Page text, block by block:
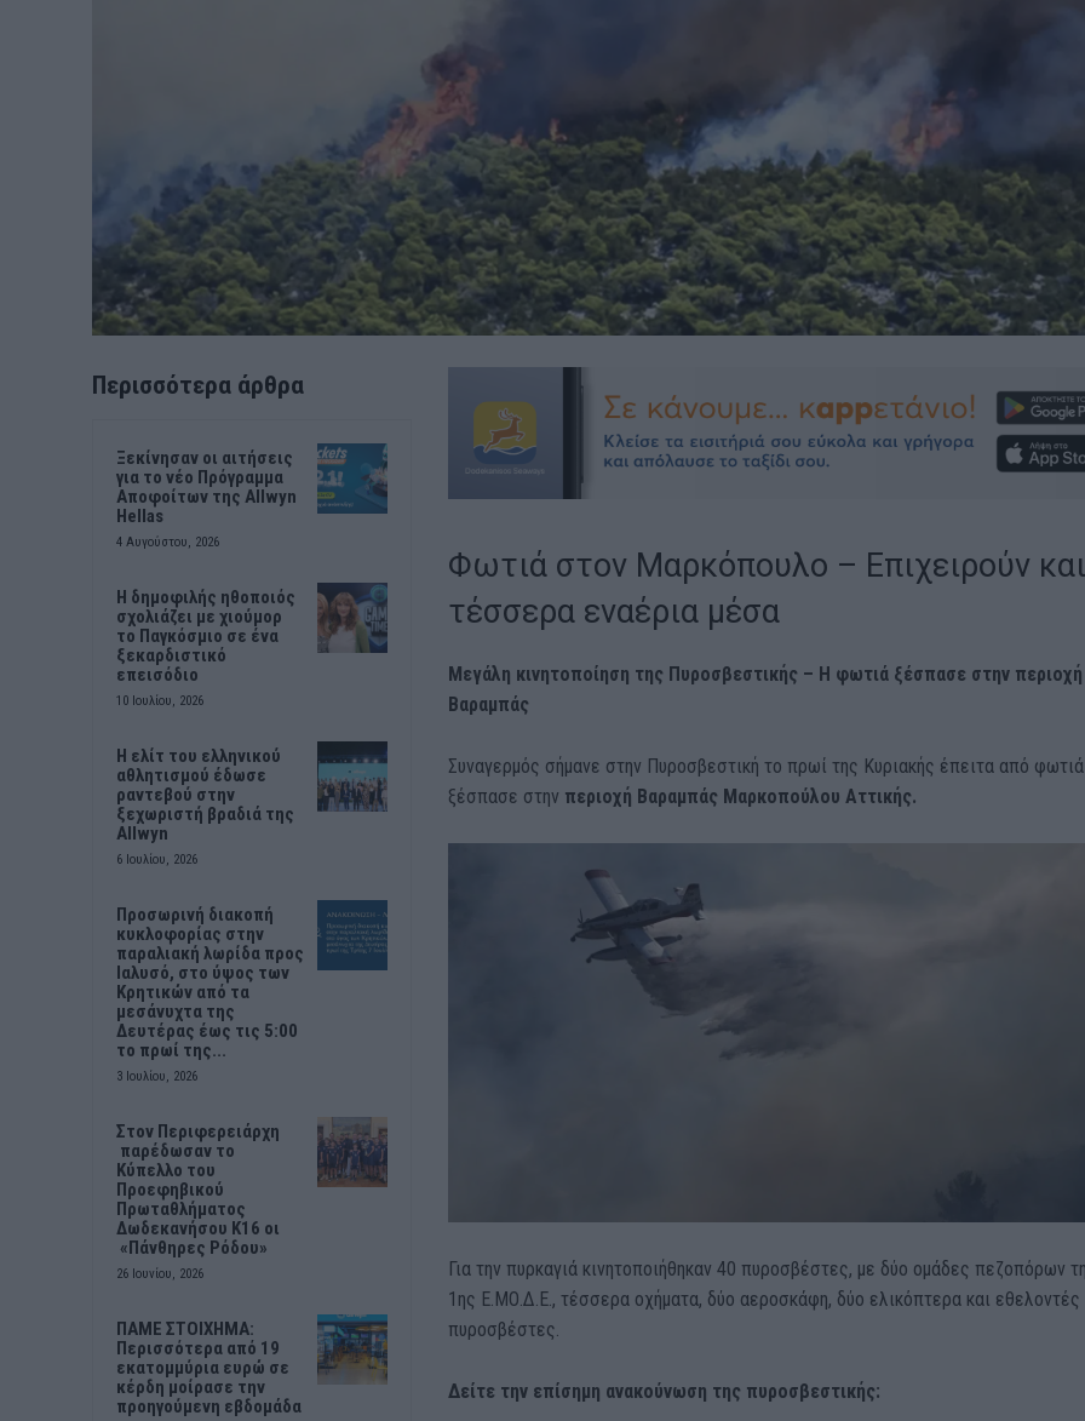
Περισσότερα άρθρα
Ξεκίνησαν οι αιτήσεις
για το νέο Πρόγραμμα
Αποφοίτων της Allwyn
Hellas
4 Αυγούστου, 2026
Η δημοφιλής ηθοποιός
σχολιάζει με χιούμορ
το Παγκόσμιο σε ένα
ξεκαρδιστικό
επεισόδιο
10 Ιουλίου, 2026
Η ελίτ του ελληνικού
αθλητισμού έδωσε
ραντεβού στην
ξεχωριστή βραδιά της
Allwyn
6 Ιουλίου, 2026
Προσωρινή διακοπή
κυκλοφορίας στην
παραλιακή λωρίδα προς
Ιαλυσό, στο ύψος των
Κρητικών από τα
μεσάνυχτα της
Δευτέρας έως τις 5:00
το πρωί της...
3 Ιουλίου, 2026
Στον Περιφερειάρχη
παρέδωσαν το
Κύπελλο του
Προεφηβικού
Πρωταθλήματος
Δωδεκανήσου Κ16 οι
«Πάνθηρες Ρόδου»
26 Ιουνίου, 2026
ΠΑΜΕ ΣΤΟΙΧΗΜΑ:
Περισσότερα από 19
εκατομμύρια ευρώ σε
κέρδη μοίρασε την
προηγούμενη εβδομάδα
Φωτιά στον Μαρκόπουλο – Επιχειρούν και
τέσσερα εναέρια μέσα
Μεγάλη κινητοποίηση της Πυροσβεστικής – Η φωτιά ξέσπασε στην περιοχή
Βαραμπάς
Συναγερμός σήμανε στην Πυροσβεστική το πρωί της Κυριακής έπειτα από
ξέσπασε στην περιοχή Βαραμπάς Μαρκοπούλου Αττικής.
Για την πυρκαγιά κινητοποιήθηκαν 40 πυροσβέστες, με δύο ομάδες πεζοπόρων
1ης Ε.ΜΟ.Δ.Ε., τέσσερα οχήματα, δύο αεροσκάφη, δύο ελικόπτερα και εθελοντές
πυροσβέστες.
Δείτε την επίσημη ανακούνωση της πυροσβεστικής: